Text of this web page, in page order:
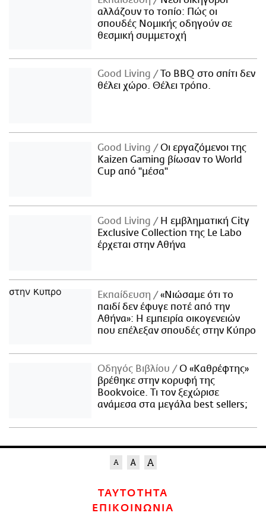
αλλάζουν το τοπίο: Πώς οι
σπουδές Νομικής οδηγούν σε
θεσμική συμμετοχή
Good Living
Το BBQ στο σπίτι δεν
θέλει χώρο. Θέλει τρόπο.
Good Living
Οι εργαζόμενοι της
Kaizen Gaming βίωσαν το World
Cup από "μέσα"
Good Living
Η εμβληματική City
Exclusive Collection της Le Labo
έρχεται στην Αθήνα
Εκπαίδευση
«Νιώσαμε ότι το
παιδί δεν έφυγε ποτέ από την
Αθήνα»: Η εμπειρία οικογενειών
που επέλεξαν σπουδές στην Κύπρο
Οδηγός Βιβλίου
Ο «Καθρέφτης»
βρέθηκε στην κορυφή της
Bookvoice. Τι τον ξεχώρισε
ανάμεσα στα μεγάλα best sellers;
ΤΑΥΤΟΤΗΤΑ
ΕΠΙΚΟΙΝΩΝΙΑ